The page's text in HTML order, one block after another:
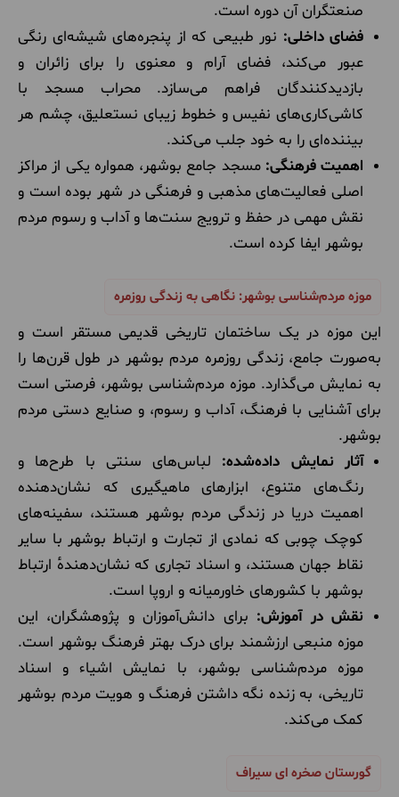
صنعتگران آن دوره است.
فضای داخلی: نور طبیعی که از پنجره‌های شیشه‌ای رنگی
عبور می‌کند، فضای آرام و معنوی را برای زائران و
بازدیدکنندگان فراهم می‌سازد. محراب مسجد با
کاشی‌کاری‌های نفیس و خطوط زیبای نستعلیق، چشم هر
بیننده‌ای را به خود جلب می‌کند.
اهمیت فرهنگی: مسجد جامع بوشهر، همواره یکی از مراکز
اصلی فعالیت‌های مذهبی و فرهنگی در شهر بوده است و
نقش مهمی در حفظ و ترویج سنت‌ها و آداب و رسوم مردم
بوشهر ایفا کرده است.
موزه مردم‌شناسی بوشهر: نگاهی به زندگی روزمره
این موزه در یک ساختمان تاریخی قدیمی مستقر است و
به‌صورت جامع، زندگی روزمره مردم بوشهر در طول قرن‌ها را
به نمایش می‌گذارد. موزه مردم‌شناسی بوشهر، فرصتی است
برای آشنایی با فرهنگ، آداب و رسوم، و صنایع دستی مردم
بوشهر.
آثار نمایش داده‌شده: لباس‌های سنتی با طرح‌ها و
رنگ‌های متنوع، ابزارهای ماهیگیری که نشان‌دهنده
اهمیت دریا در زندگی مردم بوشهر هستند، سفینه‌های
کوچک چوبی که نمادی از تجارت و ارتباط بوشهر با سایر
نقاط جهان هستند، و اسناد تجاری که نشان‌دهندهٔ ارتباط
بوشهر با کشورهای خاورمیانه و اروپا است.
نقش در آموزش: برای دانش‌آموزان و پژوهشگران، این
موزه منبعی ارزشمند برای درک بهتر فرهنگ بوشهر است.
موزه مردم‌شناسی بوشهر، با نمایش اشیاء و اسناد
تاریخی، به زنده نگه داشتن فرهنگ و هویت مردم بوشهر
کمک می‌کند.
گورستان صخره ای سیراف